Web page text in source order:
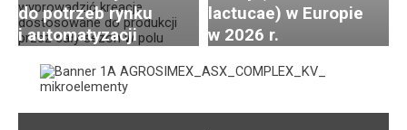
do potrzeb rynku
i automatyzacji
lactucae) w Europie
w 2026 r.